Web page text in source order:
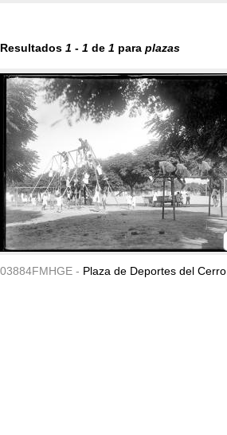
Resultados 1 - 1 de 1 para plazas
03884FMHGE - Plaza de Deportes del Cerro.